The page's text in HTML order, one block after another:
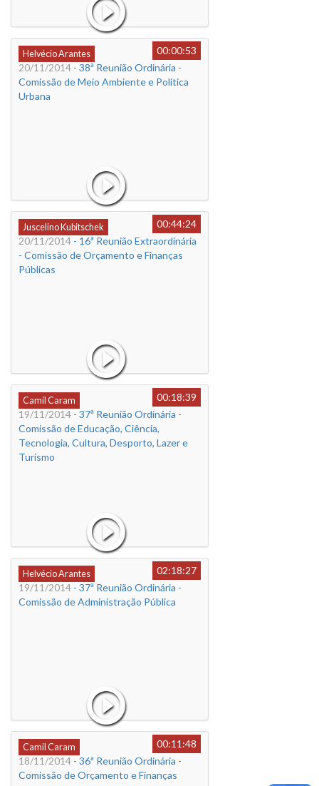
Helvécio Arantes
00:00:53
20/11/2014 - 38ª Reunião Ordinária -
Comissão de Meio Ambiente e Política
Urbana
Juscelino Kubitschek
00:44:24
20/11/2014 - 16ª Reunião Extraordinária
- Comissão de Orçamento e Finanças
Públicas
Camil Caram
00:18:39
19/11/2014 - 37ª Reunião Ordinária -
Comissão de Educação, Ciência,
Tecnologia, Cultura, Desporto, Lazer e
Turismo
Helvécio Arantes
02:18:27
19/11/2014 - 37ª Reunião Ordinária -
Comissão de Administração Pública
Camil Caram
00:11:48
18/11/2014 - 36ª Reunião Ordinária -
Comissão de Orçamento e Finanças